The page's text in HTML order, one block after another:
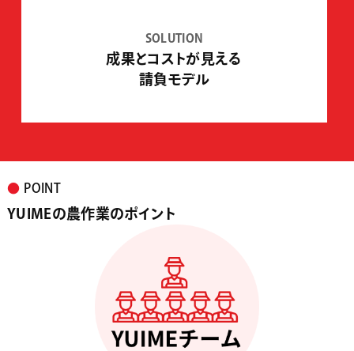
SOLUTION
成果とコストが見える
請負モデル
● POINT
YUIMEの農作業のポイント